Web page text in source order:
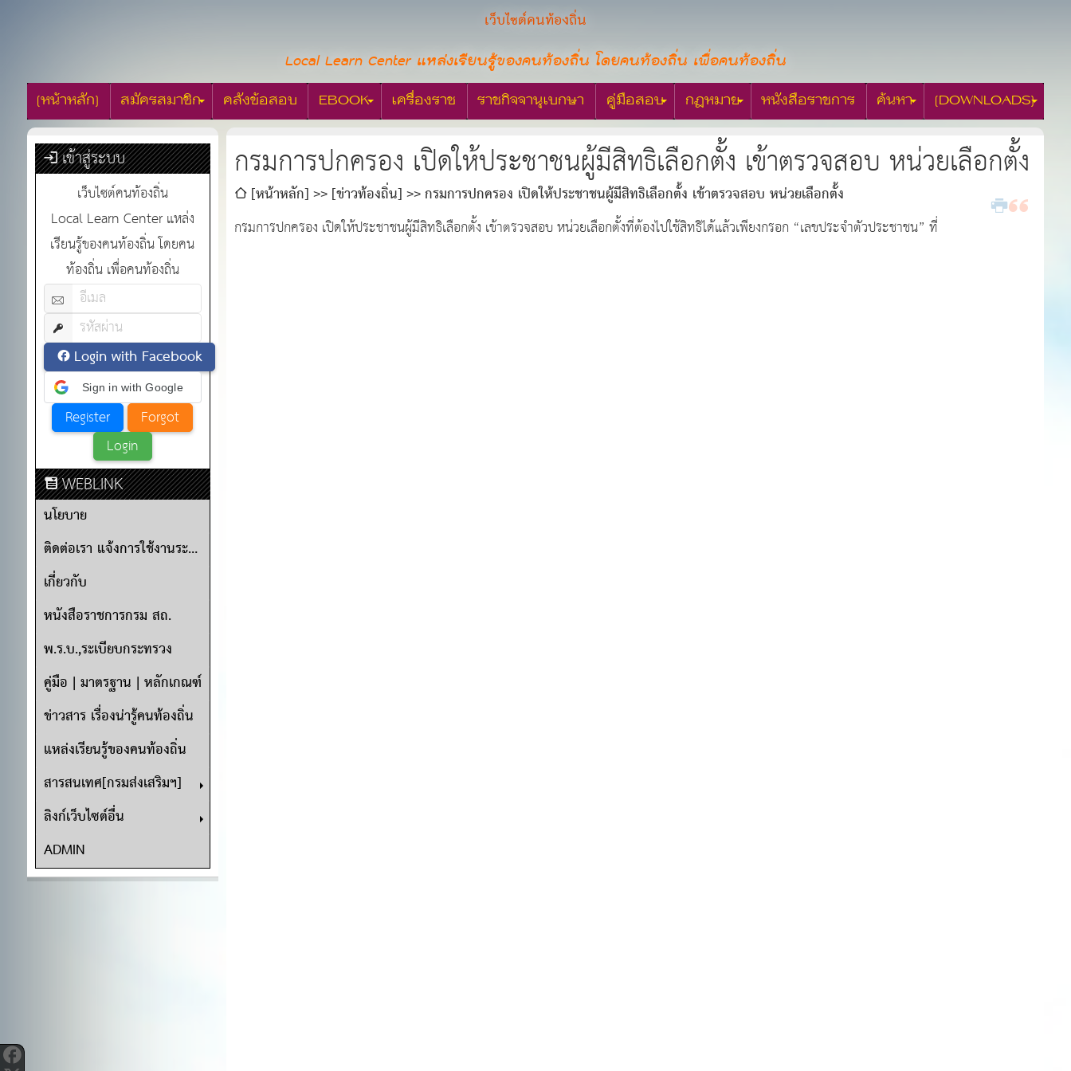
เว็บไซต์คนท้องถิ่น
Local Learn Center แหล่งเรียนรู้ของคนท้องถิ่น โดยคนท้องถิ่น เพื่อคนท้องถิ่น
[หน้าหลัก] สมัครสมาชิก คลังข้อสอบ EBOOK เครื่องราช ราชกิจจานุเบกษา คู่มือสอบ กฎหมาย หนังสือราชการ ค้นหา [DOWNLOADS]
เข้าสู่ระบบ
เว็บไซต์คนท้องถิ่น
Local Learn Center แหล่ง
เรียนรู้ของคนท้องถิ่น โดยคน
ท้องถิ่น เพื่อคนท้องถิ่น
Login with Facebook
Sign in with Google
WEBLINK
นโยบาย
ติดต่อเรา แจ้งการใช้งานระบบ
เกี่ยวกับ
หนังสือราชการกรม สถ.
พ.ร.บ.,ระเบียบกระทรวง
คู่มือ | มาตรฐาน | หลักเกณฑ์
ข่าวสาร เรื่องน่ารู้คนท้องถิ่น
แหล่งเรียนรู้ของคนท้องถิ่น
สารสนเทศ[กรมส่งเสริมฯ]
ลิงก์เว็บไซต์อื่น
ADMIN
กรมการปกครอง เปิดให้ประชาชนผู้มีสิทธิเลือกตั้ง เข้าตรวจสอบ หน่วยเลือกตั้ง
[หน้าหลัก] [ข่าวท้องถิ่น] กรมการปกครอง เปิดให้ประชาชนผู้มีสิทธิเลือกตั้ง เข้าตรวจสอบ หน่วยเลือกตั้ง
กรมการปกครอง เปิดให้ประชาชนผู้มีสิทธิเลือกตั้ง เข้าตรวจสอบ หน่วยเลือกตั้งที่ต้องไปใช้สิทธิได้แล้วเพียงกรอก “เลขประจำตัวประชาชน” ที่